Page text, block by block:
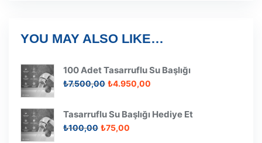
YOU MAY ALSO LIKE…
100 Adet Tasarruflu Su Başlığı
₺7.500,00 Orijinal
₺7.500,00.
₺4.950,00
fiyat:
Tasarruflu Su Başlığı Hediye Et
₺100,00 Orijinal
₺75,00